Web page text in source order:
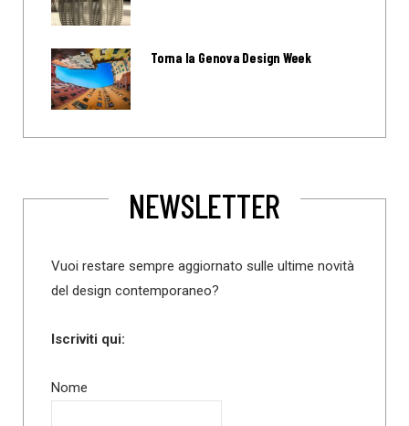
Torna la Genova Design Week
NEWSLETTER
Vuoi restare sempre aggiornato sulle ultime novità
del design contemporaneo?
Iscriviti qui:
Nome